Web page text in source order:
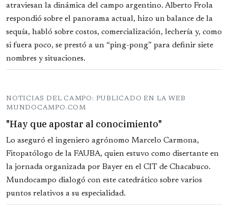
atraviesan la dinámica del campo argentino. Alberto Frola
respondió sobre el panorama actual, hizo un balance de la
sequía, habló sobre costos, comercialización, lechería y, como
si fuera poco, se prestó a un “ping-pong” para definir siete
nombres y situaciones.
NOTICIAS DEL CAMPO: PUBLICADO EN LA WEB
MUNDOCAMPO.COM
"Hay que apostar al conocimiento"
Lo aseguró el ingeniero agrónomo Marcelo Carmona,
Fitopatólogo de la FAUBA, quien estuvo como disertante en
la jornada organizada por Bayer en el CIT de Chacabuco.
Mundocampo dialogó con este catedrático sobre varios
puntos relativos a su especialidad.